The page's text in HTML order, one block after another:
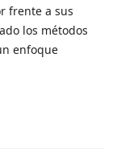
frente a sus
los métodos
enfoque